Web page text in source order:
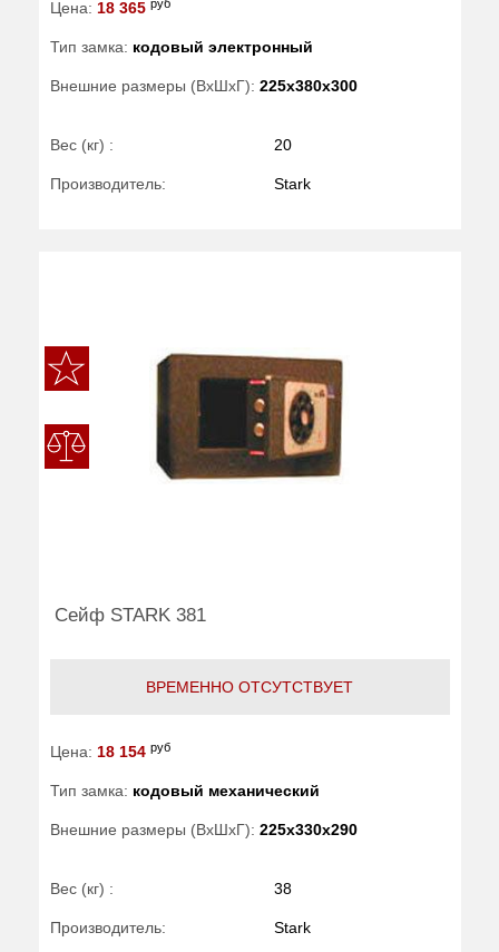
Цена: 18 365 руб
Тип замка: кодовый электронный
Внешние размеры (ВхШхГ): 225x380x300
Вес (кг) : 20
Производитель: Stark
Сейф STARK 381
ВРЕМЕННО ОТСУТСТВУЕТ
Цена: 18 154 руб
Тип замка: кодовый механический
Внешние размеры (ВхШхГ): 225x330x290
Вес (кг) : 38
Производитель: Stark